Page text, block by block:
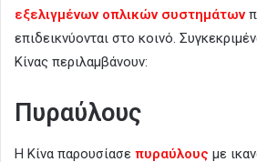
εξελιγμένων οπλικών συστημάτων
επιδεικνύονται στο κοινό.
Κίνας περιλαμβάνουν:
Πυραύλους
Η Κίνα παρουσίασε πυραύλους με